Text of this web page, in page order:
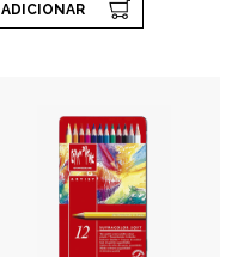
ADICIONAR